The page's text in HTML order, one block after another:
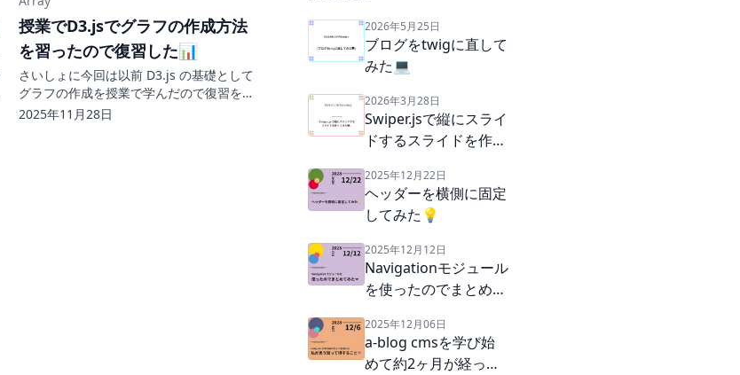
授業でD3.jsでグラフの作成方法
を習ったので復習した📊
さいしょに今回は以前 D3.js の基礎として
グラフの作成を授業で学んだので復習をし
ていこうと思います。 D3.jsでグラフを作
2025年11月28日
2026年5月25日
ブログをtwigに直して
みた💻
2026年3月28日
Swiper.jsで縦にスライ
ドするスライドを作っ
2025年12月22日
ヘッダーを横側に固定
してみた💡
2025年12月12日
Navigationモジュール
を使ったのでまとめて
2025年12月06日
a-blog cmsを学び始
めて約2ヶ月が経った